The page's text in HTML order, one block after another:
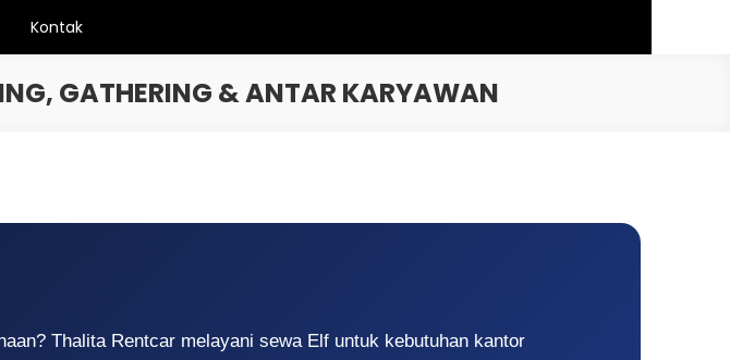
Kontak
GATHERING & ANTAR KARYAWAN
Thalita Rentcar melayani sewa Elf untuk kebutuhan kantor